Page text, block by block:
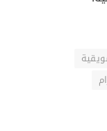
والانتشار
متاحة أمام
تسويقية